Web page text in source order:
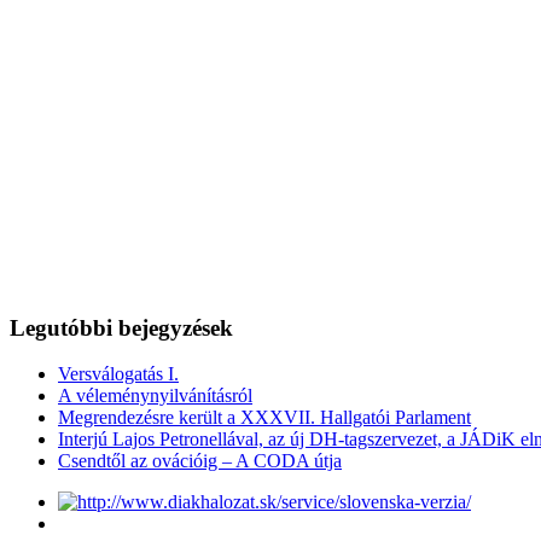
Legutóbbi bejegyzések
Versválogatás I.
A véleménynyilvánításról
Megrendezésre került a XXXVII. Hallgatói Parlament
Interjú Lajos Petronellával, az új DH-tagszervezet, a JÁDiK
Csendtől az ovációig – A CODA útja